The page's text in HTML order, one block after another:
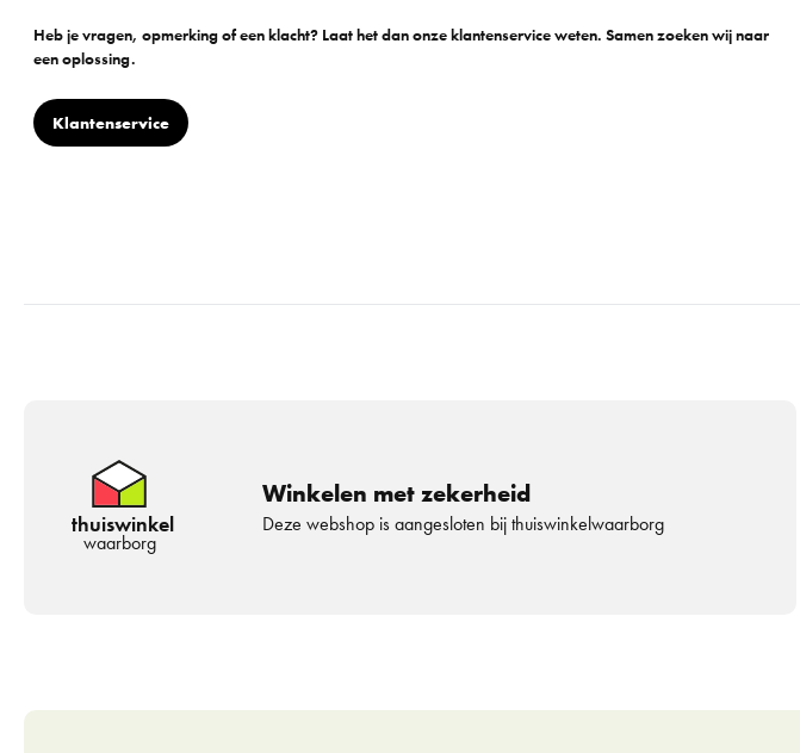
Heb je vragen, opmerking of een klacht? Laat het dan onze klantenservice weten. Samen zoeken wij naar
een oplossing.
Klantenservice
thuiswinkel
waarborg
Winkelen met zekerheid
Deze webshop is aangesloten bij thuiswinkelwaarborg